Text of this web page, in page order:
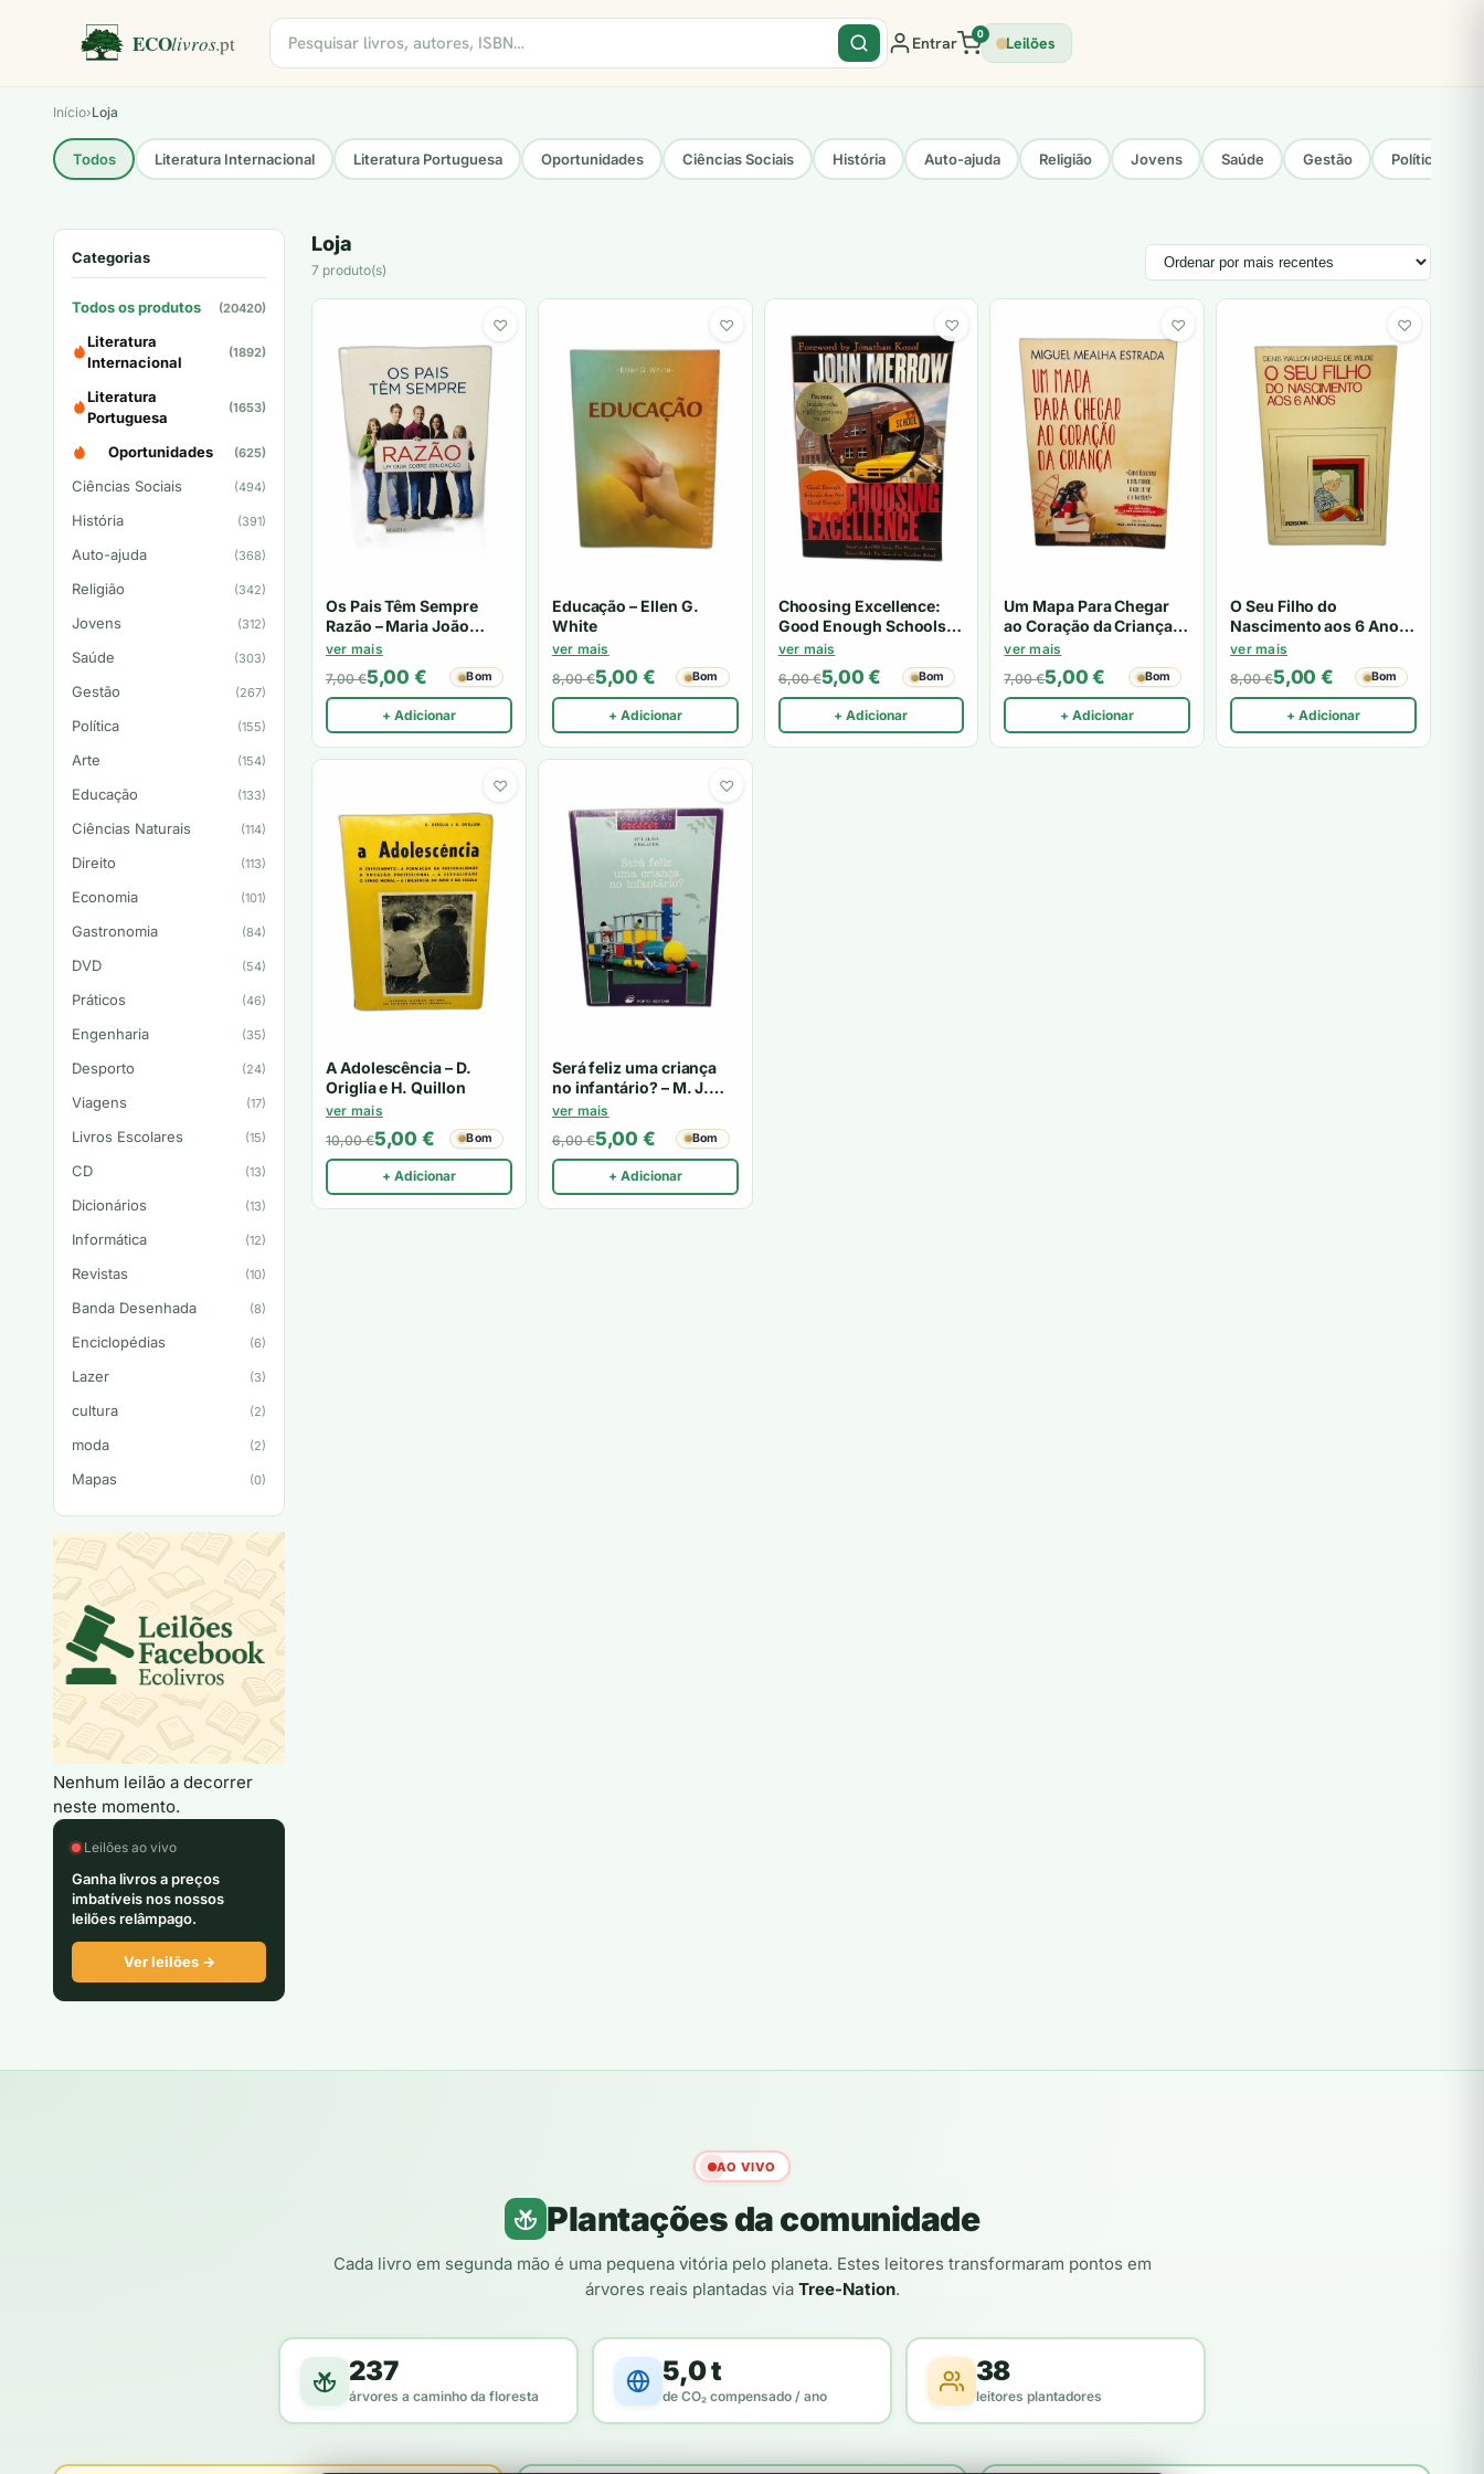
Entrar 0 Leilões
Início›Loja
Todos Literatura Internacional Literatura Portuguesa Oportunidades Ciências Sociais História Auto-ajuda Religião Jovens Saúde Gestão Política
Categorias
Todos os produtos (20420)
Literatura
Internacional
(1892)
Literatura
Portuguesa
(1653)
Oportunidades (625)
Ciências Sociais (494)
História (391)
Auto-ajuda (368)
Religião (342)
Jovens (312)
Saúde (303)
Gestão (267)
Política (155)
Arte (154)
Educação (133)
Ciências Naturais (114)
Direito (113)
Economia (101)
Gastronomia (84)
DVD (54)
Práticos (46)
Engenharia (35)
Desporto (24)
Viagens (17)
Livros Escolares (15)
CD (13)
Dicionários (13)
Informática (12)
Revistas (10)
Banda Desenhada (8)
Enciclopédias (6)
Lazer (3)
cultura (2)
moda (2)
Mapas (0)
Nenhum leilão a decorrer
neste momento.
Leilões ao vivo
Ganha livros a preços
imbatíveis nos nossos
leilões relâmpago.
Ver leilões →
Loja
7 produto(s)
♡
Os Pais Têm Sempre
Razão – Maria João
Santos
ver mais
7,00€5,00 € Bom
+ Adicionar
♡
Educação – Ellen G.
White
ver mais
8,00€5,00 € Bom
+ Adicionar
♡
Choosing Excellence:
Good Enough Schools
Are Not Good Enough
ver mais
6,00€5,00€ Bom
+ Adicionar
♡
Um Mapa Para Chegar
ao Coração da Criança –
Miguel Estrada
ver mais
7,00€5,00€ Bom
+ Adicionar
♡
O Seu Filho do
Nascimento aos 6 Anos
– Denis Wallon, Michelle
De Wilde
ver mais
8,00€5,00 € Bom
+ Adicionar
♡
A Adolescência – D.
Origlia e H. Quillon
ver mais
10,00€5,00 € Bom
+ Adicionar
♡
Será feliz uma criança
no infantário? – M. J.
Alava, P. Palacios
ver mais
6,00€5,00 € Bom
+ Adicionar
AO VIVO
Plantações da comunidade
Cada livro em segunda mão é uma pequena vitória pelo planeta. Estes leitores transformaram pontos em
árvores reais plantadas via Tree-Nation.
237
árvores a caminho da floresta
5,0 t
de CO₂ compensado / ano
38
leitores plantadores